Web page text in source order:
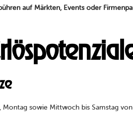
auf Märkten, Events oder
sowie Mittwoch bis Samstag